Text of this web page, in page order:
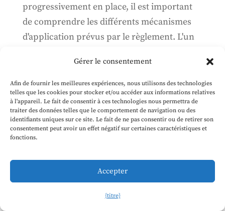
Gérer le consentement
Afin de fournir les meilleures expériences, nous utilisons des technologies
telles que les cookies pour stocker et/ou accéder aux informations relatives
à l'appareil. Le fait de consentir à ces technologies nous permettra de
traiter des données telles que le comportement de navigation ou des
identifiants uniques sur ce site. Le fait de ne pas consentir ou de retirer son
consentement peut avoir un effet négatif sur certaines caractéristiques et
fonctions.
Accepter
{titre}
progressivement en place, il est important
de comprendre les différents mécanismes
d'application prévus par le règlement. L'un
de l'IA à usage général, qui a été...
Pourquoi travailler à l'Office AI de
l'UE ?
7 juin 2024
monde, mais il y a beaucoup d'excellentes
raisons de l'envisager, notamment la
possibilité d'avoir un impact sur la